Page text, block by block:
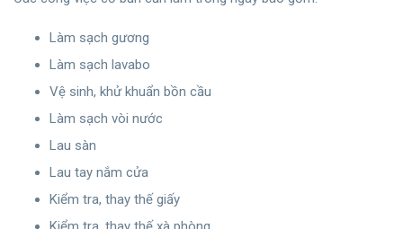
Làm sạch gương
Làm sạch lavabo
Vệ sinh, khử khuẩn bồn cầu
Làm sạch vòi nước
Lau sàn
Lau tay nắm cửa
Kiểm tra, thay thế giấy